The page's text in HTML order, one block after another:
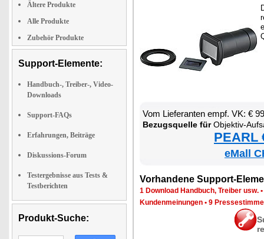
Ältere Produkte
Alle Produkte
Zubehör Produkte
Support-Elemente:
Handbuch-, Treiber-, Video-
Downloads
Support-FAQs
Erfahrungen, Beiträge
Diskussions-Forum
Testergebnisse aus Tests &
Testberichten
Produkt-Suche:
Vom Lie­fe­ran­ten empf. VK: €
Be­zugs­quel­le fürOb­jek­tiv-
PEARL
eMall
Vor­han­de­ne Sup­port-
1 Down­load Hand­buch, Trei­ber usw. •
Kun­den­mei­nun­gen • 9